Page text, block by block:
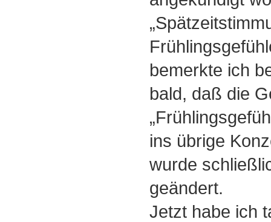
bemerkte ich
bald, daß die
ins übrige
wurde
geändert.
Jetzt habe ich